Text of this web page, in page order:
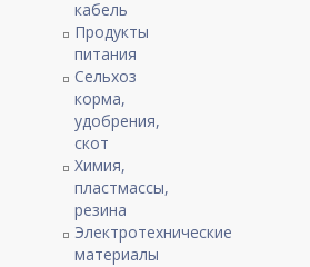
кабель
Продукты
питания
Сельхоз
корма,
удобрения,
скот
Химия,
пластмассы,
резина
Электротехнические
материалы